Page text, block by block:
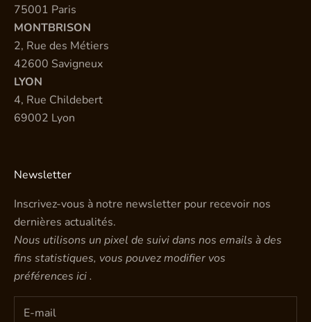
75001 Paris
MONTBRISON
2, Rue des Métiers
42600 Savigneux
LYON
4, Rue Childebert
69002 Lyon
Newsletter
Inscrivez-vous à notre newsletter pour recevoir nos
dernières actualités.
Nous utilisons un pixel de suivi dans nos emails à des
fins statistiques, vous pouvez modifier vos
préférences ici.